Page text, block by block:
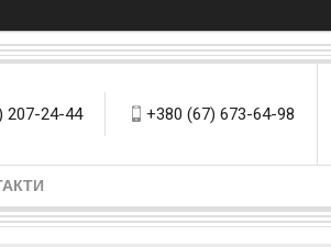
207-24-44 +380 (67) 673-64-98